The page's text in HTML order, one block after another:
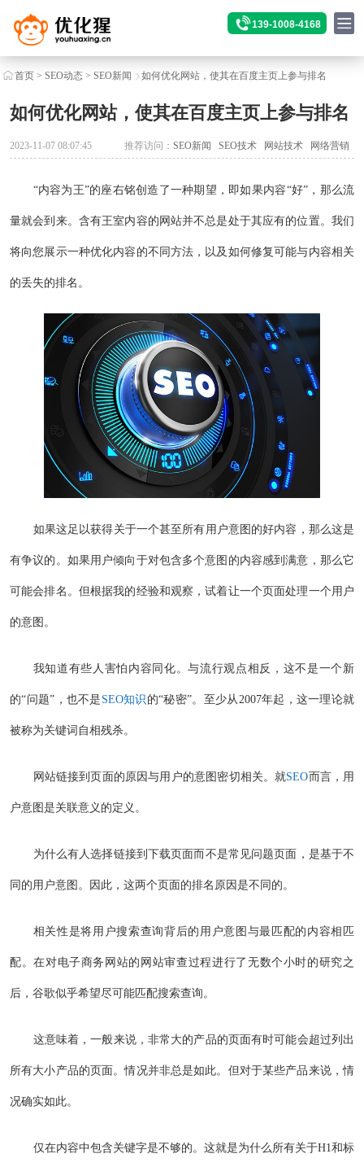
139-1008-4168
首页> SEO动态> SEO新闻 如何优化网站，使其在百度主页上参与排名
如何优化网站，使其在百度主页上参与排名
2023-11-07 08:07:45 推荐访问：SEO新闻 SEO技术 网站技术 网络营销
“内容为王”的座右铭创造了一种期望，即如果内容“好”，那么流
量就会到来。含有王室内容的网站并不总是处于其应有的位置。我们
将向您展示一种优化内容的不同方法，以及如何修复可能与内容相关
的丢失的排名。
如果这足以获得关于一个甚至所有用户意图的好内容，那么这是
有争议的。如果用户倾向于对包含多个意图的内容感到满意，那么它
可能会排名。但根据我的经验和观察，试着让一个页面处理一个用户
的意图。
我知道有些人害怕内容同化。与流行观点相反，这不是一个新
的“问题”，也不是SEO知识的“秘密”。至少从2007年起，这一理论就
被称为关键词自相残杀。
网站链接到页面的原因与用户的意图密切相关。就SEO而言，用
户意图是关联意义的定义。
为什么有人选择链接到下载页面而不是常见问题页面，是基于不
同的用户意图。因此，这两个页面的排名原因是不同的。
相关性是将用户搜索查询背后的用户意图与最匹配的内容相匹
配。在对电子商务网站的网站审查过程进行了无数个小时的研究之
后，谷歌似乎希望尽可能匹配搜索查询。
这意味着，一般来说，非常大的产品的页面有时可能会超过列出
所有大小产品的页面。情况并非总是如此。但对于某些产品来说，情
况确实如此。
仅在内容中包含关键字是不够的。这就是为什么所有关于H1和标